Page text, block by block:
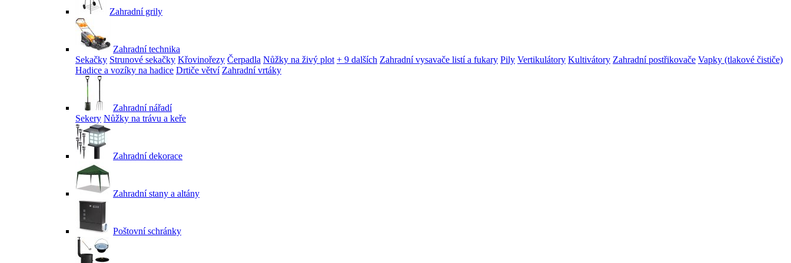
Zahradní grily
Zahradní technika
Sekačky Strunové sekačky Křovinořezy Čerpadla Nůžky na živý plot + 9 dalších Zahradní vysavače listí a fukary Pily Vertikulátory Kultivátory Zahradní postřikovače Vapky (tlakové čističe)
Hadice a vozíky na hadice Drtiče větví Zahradní vrtáky
Zahradní nářadí
Sekery Nůžky na trávu a keře
Zahradní dekorace
Zahradní stany a altány
Poštovní schránky